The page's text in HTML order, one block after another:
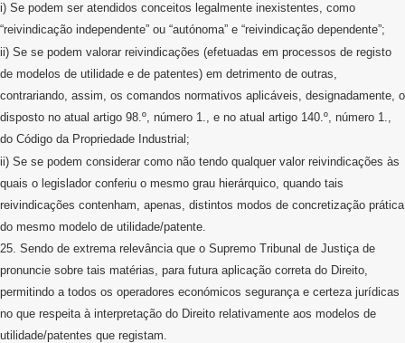
i) Se podem ser atendidos conceitos legalmente inexistentes, como
“reivindicação independente” ou “autónoma” e “reivindicação dependente”;
ii) Se se podem valorar reivindicações (efetuadas em processos de registo
de modelos de utilidade e de patentes) em detrimento de outras,
contrariando, assim, os comandos normativos aplicáveis, designadamente, o
disposto no atual artigo 98.º, número 1., e no atual artigo 140.º, número 1.,
do Código da Propriedade Industrial;
ii) Se se podem considerar como não tendo qualquer valor reivindicações às
quais o legislador conferiu o mesmo grau hierárquico, quando tais
reivindicações contenham, apenas, distintos modos de concretização prática
do mesmo modelo de utilidade/patente.
25. Sendo de extrema relevância que o Supremo Tribunal de Justiça de
pronuncie sobre tais matérias, para futura aplicação correta do Direito,
permitindo a todos os operadores económicos segurança e certeza jurídicas
no que respeita à interpretação do Direito relativamente aos modelos de
utilidade/patentes que registam.